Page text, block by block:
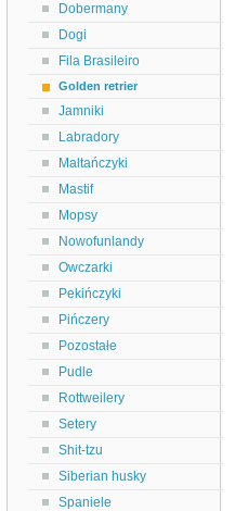
Dobermany
Dogi
Fila Brasileiro
Golden retrier
Jamniki
Labradory
Maltańczyki
Mastif
Mopsy
Nowofunlandy
Owczarki
Pekińczyki
Pińczery
Pozostałe
Pudle
Rottweilery
Setery
Shit-tzu
Siberian husky
Spaniele